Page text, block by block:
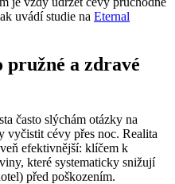
uvádí studie na Eternal
a zdravé
často slýchám otázky na
vyčistit cévy přes noc. Realita
efektivnější: klíčem k
které systematicky snižují
před poškozením.